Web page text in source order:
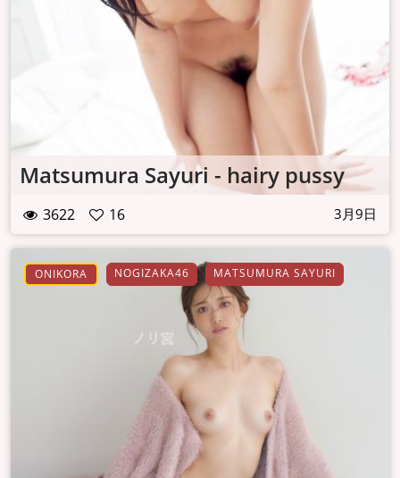
Matsumura Sayuri - hairy pussy
3622 16 3月9日
ONIKORA NOGIZAKA46 MATSUMURA SAYURI